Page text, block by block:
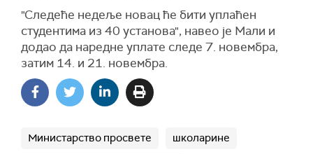
"Следеће недеље новац ће бити уплаћен
студентима из 40 установа", навео је Мали и
додао да наредне уплате следе 7. новембра,
затим 14. и 21. новембра.
Министарство просвете школарине